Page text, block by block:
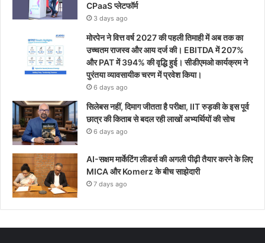
CPaaS प्लेटफॉर्म
3 days ago
मोरपेन ने वित्त वर्ष 2027 की पहली तिमाही में अब तक का
उच्चतम राजस्व और आय दर्ज की। EBITDA में 207%
और PAT में 394% की वृद्धि हुई। सीडीएमओ कार्यक्रम ने
पुरंतया व्यावसायीक चरण में प्रवेश किया।
6 days ago
सिलेबस नहीं, दिमाग जीतता है परीक्षा, IIT रुड़की के इस पूर्व
छात्र की किताब से बदल रही लाखों अभ्यर्थियों की सोच
6 days ago
AI-सक्षम मार्केटिंग लीडर्स की अगली पीढ़ी तैयार करने के लिए
MICA और Komerz के बीच साझेदारी
7 days ago